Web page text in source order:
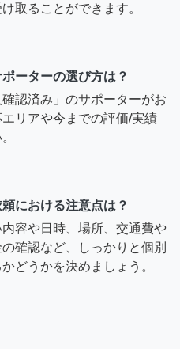
取ることができます。
ーターの選び方は？
認済み」のサポーターがお
リアや今までの評価/実績
における注意点は？
容や日時、場所、交通費や
確認など、しっかりと個別
どうかを決めましょう。